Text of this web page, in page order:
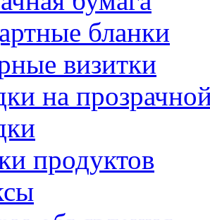
бланки
визитки
на
продуктов